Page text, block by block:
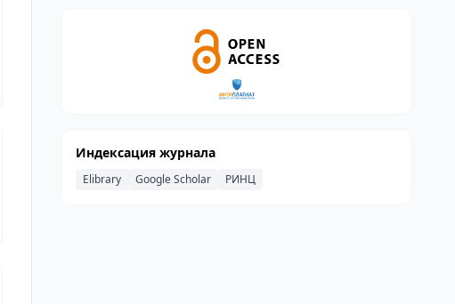
Индексация журнала
Elibrary Google Scholar РИНЦ